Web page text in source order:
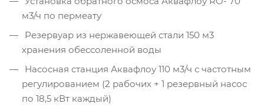
м3/ч по пермеату
Резервуар из нержавеющей стали 150 м3
хранения обессоленной воды
Насосная станция Аквафлоу 110 м3/ч с частотным
регулированием (2 рабочих + 1 резервный насос
по 18,5 кВт каждый)